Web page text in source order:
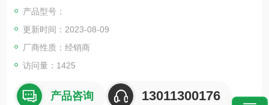
产品型号：
更新时间：2023-08-09
厂商性质：经销商
访问量：1425
产品咨询 13011300176